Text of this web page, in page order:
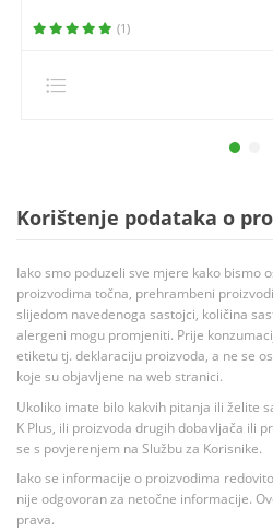
(1)
Korištenje podataka o
Iako smo poduzeli sve mjere kako bismo
proizvodima točna, prehrambeni
slijedom navedenoga sastojci, količina
alergeni mogu promjeniti. Prije
etiketu tj. deklaraciju proizvoda, a ne se
koje su objavljene na web stranici.
Ukoliko imate bilo kakvih pitanja ili želite
K Plus, ili proizvoda drugih dobavljača ili
se s povjerenjem na Službu za Korisnike.
Iako se informacije o proizvodima
nije odgovoran za netočne informacije.
prava.